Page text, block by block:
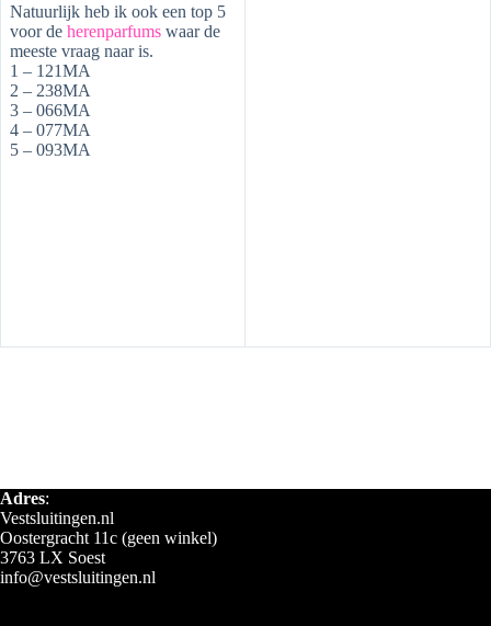
Natuurlijk heb ik ook een top 5
voor de herenparfums waar de
meeste vraag naar is.
1 – 121MA
2 – 238MA
3 – 066MA
4 – 077MA
5 – 093MA
Adres:
Vestsluitingen.nl
Oostergracht 11c (geen winkel)
3763 LX Soest
info@vestsluitingen.nl